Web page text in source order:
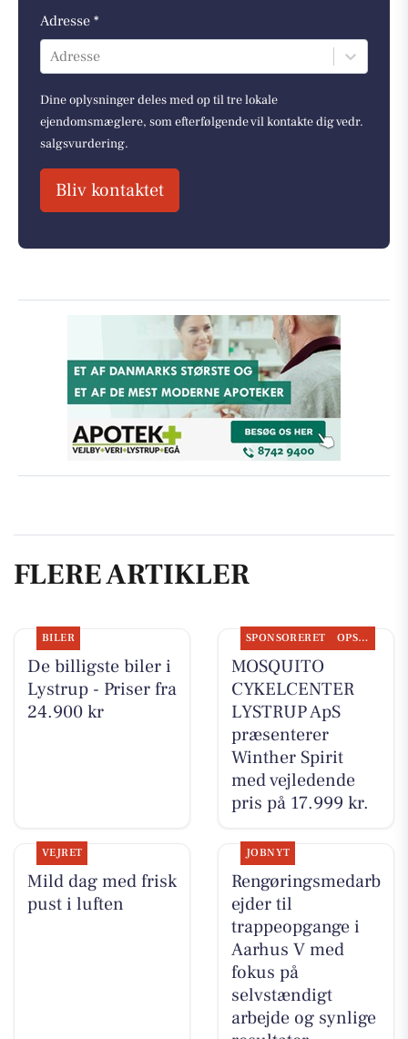
Adresse *
Adresse
Dine oplysninger deles med op til tre lokale
ejendomsmæglere, som efterfølgende vil kontakte dig vedr.
salgsvurdering.
Bliv kontaktet
FLERE ARTIKLER
BILER
De billigste biler i
Lystrup - Priser fra
24.900 kr
SPONSORERET OPSLAGSTAVLEN
MOSQUITO
CYKELCENTER
LYSTRUP ApS
præsenterer
Winther Spirit
med vejledende
pris på 17.999 kr.
VEJRET
Mild dag med frisk
pust i luften
JOBNYT
Rengøringsmedarb
ejder til
trappeopgange i
Aarhus V med
fokus på
selvstændigt
arbejde og synlige